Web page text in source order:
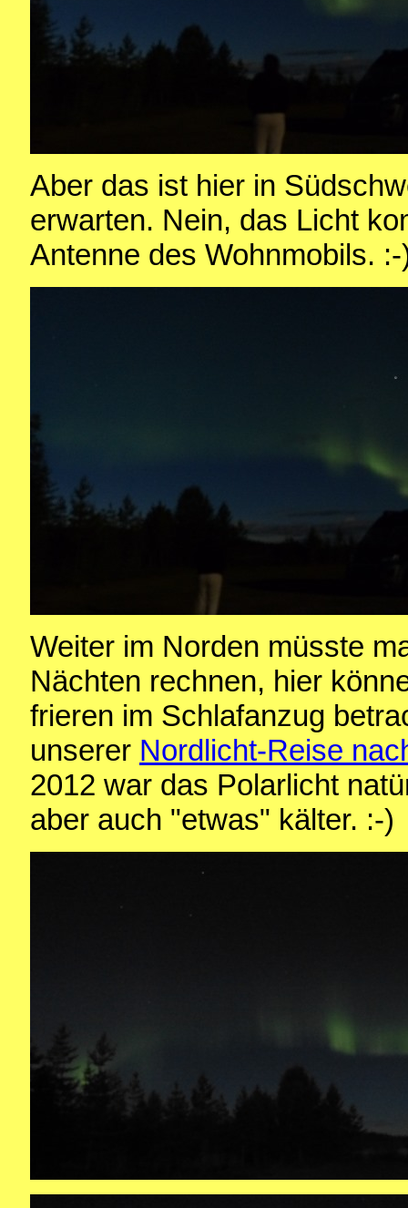
Aber das ist hier in
erwarten. Nein, das Licht
Antenne des Wohnmobils. :-
Weiter im Norden müsste
Nächten rechnen, hier
frieren im Schlafanzug
unserer Nordlicht-Reise
2012 war das Polarlicht
aber auch "etwas" kälter. :-)